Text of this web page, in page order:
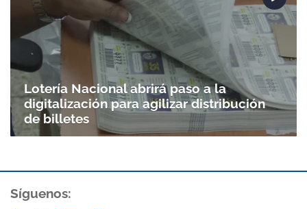
Lotería Nacional abrirá paso a la
digitalización para agilizar distribución
de billetes
Síguenos: